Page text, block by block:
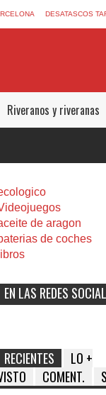
DESATASCOS
Riveranos y riveranas
de aragon
de coches
libros
EN LAS REDES
RECIENTES
LO +
COMENT.